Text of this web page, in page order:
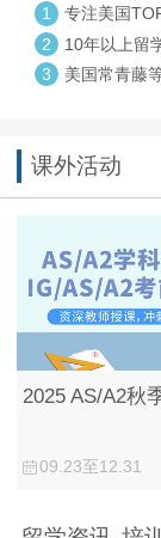
划
1
专注美国
度个性化指导
2
10年以上留
中方顾问
3
美国常青藤
课外活动
2025 AS/A2秋
09.23至12.31